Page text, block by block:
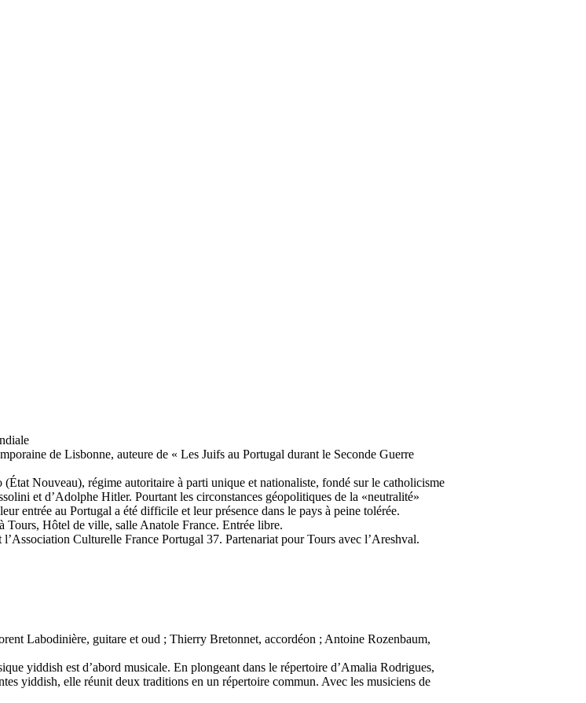
de Lisbonne, auteure de « Les Juifs au Portugal durant le Seconde Guerre
Nouveau), régime autoritaire à parti unique et nationaliste, fondé sur le catholicisme
et d’Adolphe Hitler. Pourtant les circonstances géopolitiques de la «neutralité»
entrée au Portugal a été difficile et leur présence dans le pays à peine tolérée.
Tours, Hôtel de ville, salle Anatole France. Entrée libre.
Culturelle France Portugal 37. Partenariat pour Tours avec l’Areshval.
Labodinière, guitare et oud ; Thierry Bretonnet, accordéon ; Antoine Rozenbaum,
yiddish est d’abord musicale. En plongeant dans le répertoire d’Amalia Rodrigues,
yiddish, elle réunit deux traditions en un répertoire commun. Avec les musiciens de